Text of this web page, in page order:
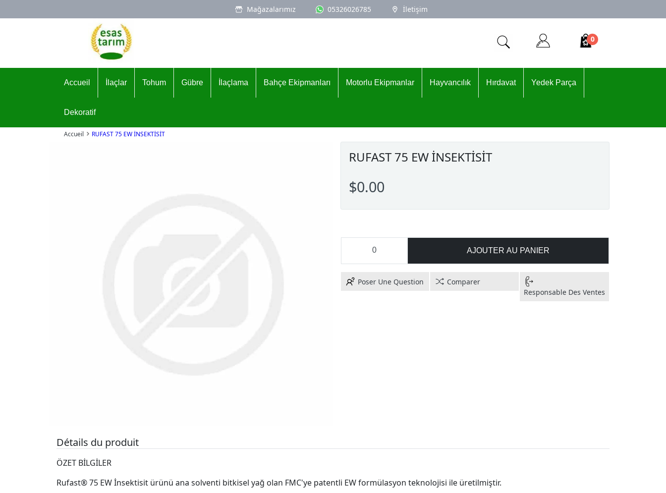
Mağazalarımız 05326026785 İletişim
Logo
0
Accueil İlaçlar Tohum Gübre İlaçlama Bahçe Ekipmanları Motorlu Ekipmanlar Hayvancılık Hırdavat Yedek Parça
Dekoratif
Accueil RUFAST 75 EW İNSEKTİSİT
RUFAST 75 EW İNSEKTİSİT
$0.00
AJOUTER AU PANIER
Poser Une Question
Comparer
Responsable Des Ventes
Détails du produit
ÖZET BİLGİLER
Rufast® 75 EW İnsektisit ürünü ana solventi bitkisel yağ olan FMC'ye patentli EW formülasyon teknolojisi ile üretilmiştir.